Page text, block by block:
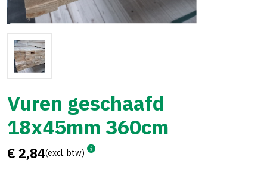
Vuren geschaafd
18x45mm 360cm
€ 2,84(excl. btw)